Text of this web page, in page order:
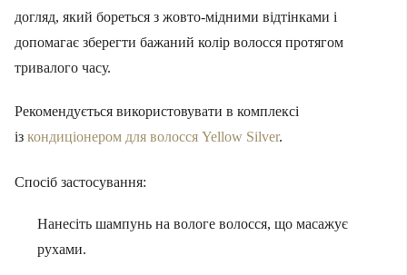
догляд, який бореться з жовто-мідними відтінками і
допомагає зберегти бажаний колір волосся протягом
тривалого часу.
Рекомендується використовувати в комплексі
із кондиціонером для волосся Yellow Silver.
Спосіб застосування:
Нанесіть шампунь на вологе волосся, що масажує
рухами.